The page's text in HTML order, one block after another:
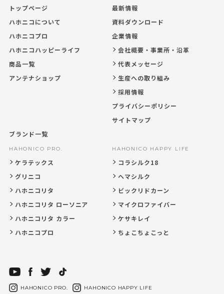
トップページ
ハホニコについて
ハホニコプロ
ハホニコハッピーライフ
商品一覧
アンテナショップ
ブランド一覧
HAHONICO PRO.
ケラテックス
グリニコ
ハホニコリタ
ハホニコリタ ローソニア
ハホニコリタ カラー
ハホニコプロ
HAHONICO HAPPY LIFE
コラシルク18
ヘマシルク
ビックリドカーン
マイクロファイバー
ケサキレイ
ちょこちょこっと
最新情報
資料ダウンロード
企業情報
会社概要・事業所・沿革
代表メッセージ
生産への取り組み
採用情報
プライバシーポリシー
サイトマップ
HAHONICO PRO. HAHONICO HAPPY LIFE